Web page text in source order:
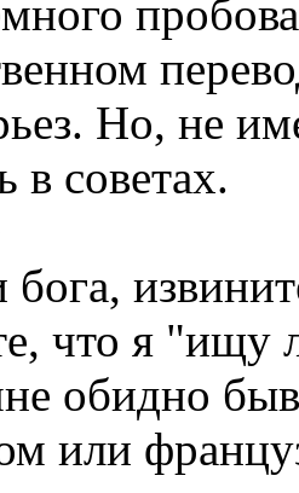
Но, не
в советах.
извините
что я "ищу
обидно
или